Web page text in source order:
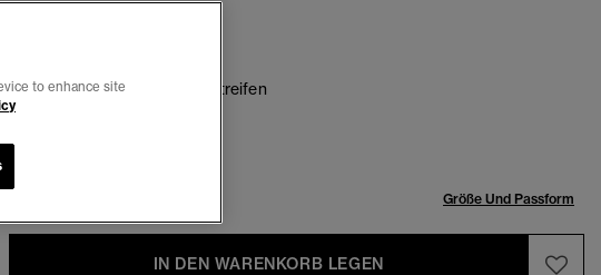
Farbe:Dunkel-Kieferngrün Streifen
Auswählen Größe: Größe Und Passform
IN DEN WARENKORB LEGEN
to enhance site